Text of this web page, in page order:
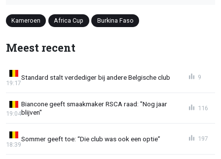
Kameroen Africa Cup Burkina Faso
Meest recent
Standard stalt verdediger bij andere Belgische club
19:17
9
Biancone geeft smaakmaker RSCA raad: "Nog jaar
blijven"
19:04
116
Sommer geeft toe: “Die club was ook een optie”
18:39
197